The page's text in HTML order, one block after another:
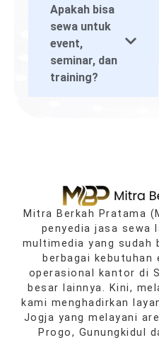
Apakah bisa
sewa untuk
event,
seminar, dan
training?
Mitra Berkah Pratama
penyedia jasa sewa
multimedia yang sudah
berbagai kebutuhan
operasional kantor di
besar lainnya. Kini,
kami menghadirkan
Jogja yang melayani
Progo, Gunungkidul